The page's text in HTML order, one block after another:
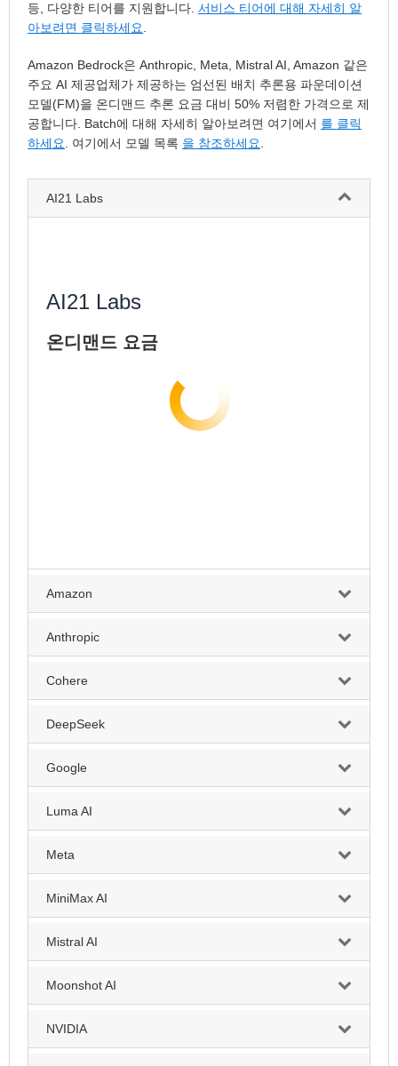
등, 다양한 티어를 지원합니다. 서비스 티어에 대해 자세히 알
아보려면 클릭하세요
Amazon Bedrock은 Anthropic, Meta, Mistral AI, Amazon 같은
주요 AI 제공업체가 제공하는 엄선된 배치 추론용 파운데이션
모델(FM)을 온디맨드 추론 요금 대비 50% 저렴한 가격으로 제
공합니다. Batch에 대해 자세히 알아보려면 여기에서 를 클릭
하세요
. 여기에서 모델 목록 을 참조하세요
AI21 Labs
AI21 Labs
온디맨드 요금
Amazon
Anthropic
Cohere
DeepSeek
Google
Luma AI
Meta
MiniMax AI
Mistral AI
Moonshot AI
NVIDIA